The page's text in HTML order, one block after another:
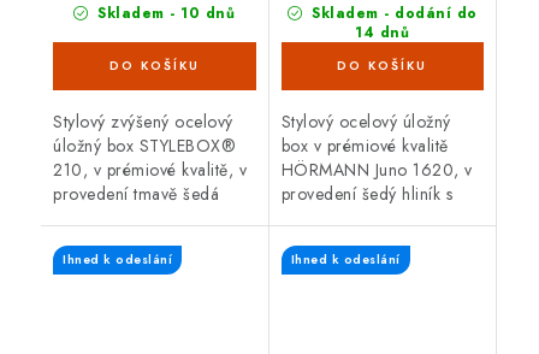
Skladem - 10 dnů
Stylový zvýšený ocelový
úložný box STYLEBOX®
210, v prémiové kvalitě, v
provedení tmavě šedá
horním víkem. Vnější
rozměry 210 x 80 cm.
Skladem - dodání do
14 dnů
Stylový ocelový úložný
box v prémiové kvalitě
HÖRMANN Juno 1620, v
provedení šedý hliník s
nastavitelnými patkami a
rychlou jednoduchou...
Ihned k odeslání Ihned k odeslání